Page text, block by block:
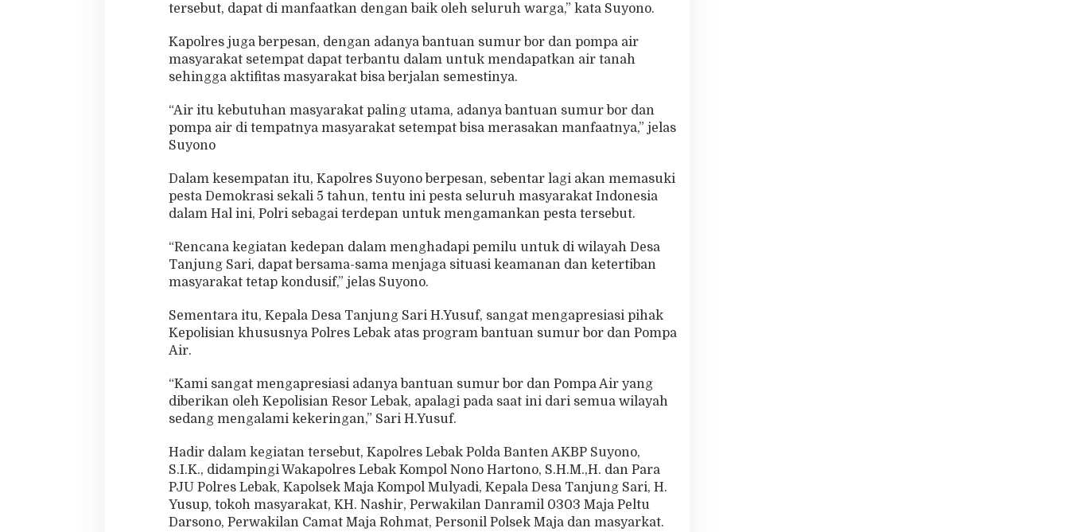
tersebut, dapat di manfaatkan dengan baik oleh seluruh warga,” kata Suyono.
Kapolres juga berpesan, dengan adanya bantuan sumur bor dan pompa air
masyarakat setempat dapat terbantu dalam untuk mendapatkan air tanah
sehingga aktifitas masyarakat bisa berjalan semestinya.
“Air itu kebutuhan masyarakat paling utama, adanya bantuan sumur bor dan
pompa air di tempatnya masyarakat setempat bisa merasakan manfaatnya,” jelas
Suyono
Dalam kesempatan itu, Kapolres Suyono berpesan, sebentar lagi akan memasuki
pesta Demokrasi sekali 5 tahun, tentu ini pesta seluruh masyarakat Indonesia
dalam Hal ini, Polri sebagai terdepan untuk mengamankan pesta tersebut.
“Rencana kegiatan kedepan dalam menghadapi pemilu untuk di wilayah Desa
Tanjung Sari, dapat bersama-sama menjaga situasi keamanan dan ketertiban
masyarakat tetap kondusif,” jelas Suyono.
Sementara itu, Kepala Desa Tanjung Sari H.Yusuf, sangat mengapresiasi pihak
Kepolisian khususnya Polres Lebak atas program bantuan sumur bor dan Pompa
Air.
“Kami sangat mengapresiasi adanya bantuan sumur bor dan Pompa Air yang
diberikan oleh Kepolisian Resor Lebak, apalagi pada saat ini dari semua wilayah
sedang mengalami kekeringan,” Sari H.Yusuf.
Hadir dalam kegiatan tersebut, Kapolres Lebak Polda Banten AKBP Suyono,
S.I.K., didampingi Wakapolres Lebak Kompol Nono Hartono, S.H.M.,H. dan Para
PJU Polres Lebak, Kapolsek Maja Kompol Mulyadi, Kepala Desa Tanjung Sari, H.
Yusup, tokoh masyarakat, KH. Nashir, Perwakilan Danramil 0303 Maja Peltu
Darsono, Perwakilan Camat Maja Rohmat, Personil Polsek Maja dan masyarkat.